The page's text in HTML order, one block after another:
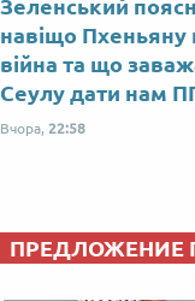
Зеленський
навіщо Пхеньяну
війна та що
Сеулу дати нам
Вчора, 22:58
ПРЕДЛОЖЕНИЕ